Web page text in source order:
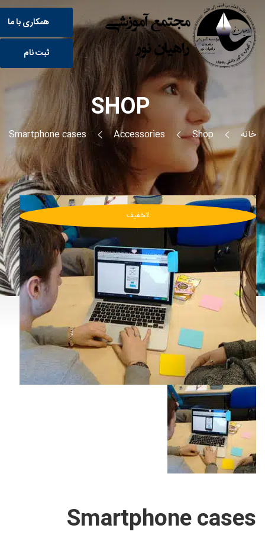
ثبت نام
همکاری با ما
SHOP
خانه Shop
Accessories
Smartphone cases
تخفیف!
Smartphone cases